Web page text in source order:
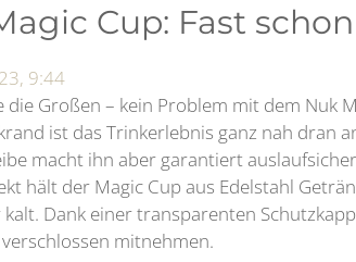
Cup: Fast
9:44
die Großen – kein Problem mit dem Nuk
ist das Trinkerlebnis ganz nah dran
macht ihn aber garantiert
hält der Magic Cup aus Edelstahl
Dank einer transparenten
mitnehmen.